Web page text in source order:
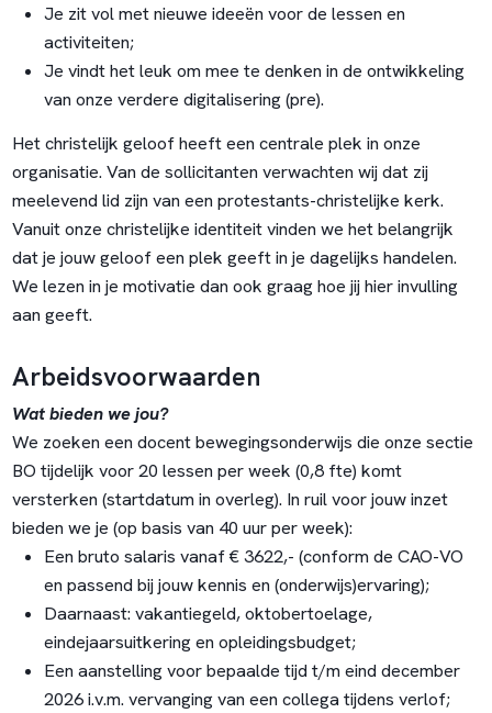
Je zit vol met nieuwe ideeën voor de lessen en
activiteiten;
Je vindt het leuk om mee te denken in de ontwikkeling
van onze verdere digitalisering (pre).
Het christelijk geloof heeft een centrale plek in onze
organisatie. Van de sollicitanten verwachten wij dat zij
meelevend lid zijn van een protestants-christelijke kerk.
Vanuit onze christelijke identiteit vinden we het belangrijk
dat je jouw geloof een plek geeft in je dagelijks handelen.
We lezen in je motivatie dan ook graag hoe jij hier invulling
aan geeft.
Arbeidsvoorwaarden
Wat bieden we jou?
We zoeken een docent bewegingsonderwijs die onze sectie
BO tijdelijk voor 20 lessen per week (0,8 fte) komt
versterken (startdatum in overleg). In ruil voor jouw inzet
bieden we je (op basis van 40 uur per week):
Een bruto salaris vanaf € 3622,- (conform de CAO-VO
en passend bij jouw kennis en (onderwijs)ervaring);
Daarnaast: vakantiegeld, oktobertoelage,
eindejaarsuitkering en opleidingsbudget;
Een aanstelling voor bepaalde tijd t/m eind december
2026 i.v.m. vervanging van een collega tijdens verlof;